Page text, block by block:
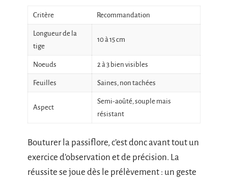
Critère Recommandation
Longueur de la
tige
10 à 15 cm
Noeuds 2 à 3 bien visibles
Feuilles Saines, non tachées
Aspect
Semi-aoûté, souple mais
résistant
Bouturer la passiflore, c’est donc avant tout un
exercice d’observation et de précision. La
réussite se joue dès le prélèvement : un geste